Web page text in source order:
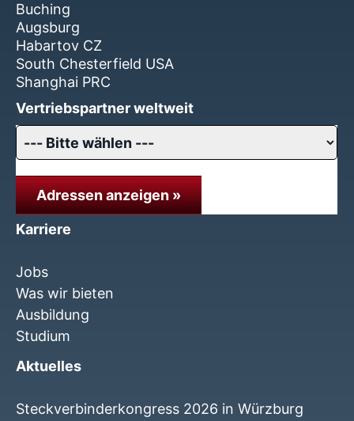
Buching
Augsburg
Habartov CZ
South Chesterfield USA
Shanghai PRC
Vertriebspartner weltweit
Adressen anzeigen »
Karriere
Jobs
Was wir bieten
Ausbildung
Studium
Aktuelles
Steckverbinderkongress 2026 in Würzburg